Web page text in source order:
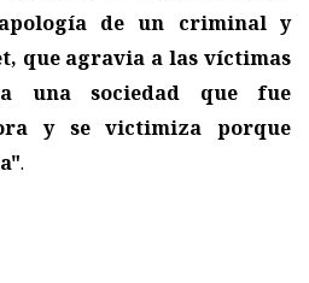
de un criminal y
que agravia a las víctimas
una sociedad que fue
y se victimiza porque
.